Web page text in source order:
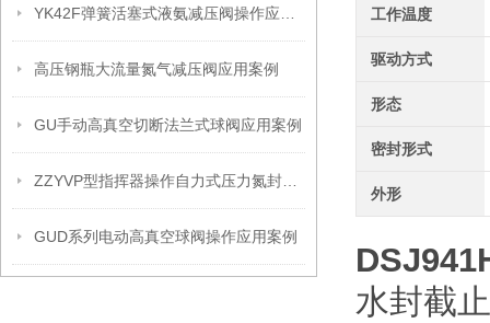
高压钢瓶大流量氮气减压阀应用案例
GU手动高真空切断法兰式球阀应用案例
GUD系列电动高真空球阀操作应用案例
工作温度
驱动方式
形态
密封形式
外形
水封截